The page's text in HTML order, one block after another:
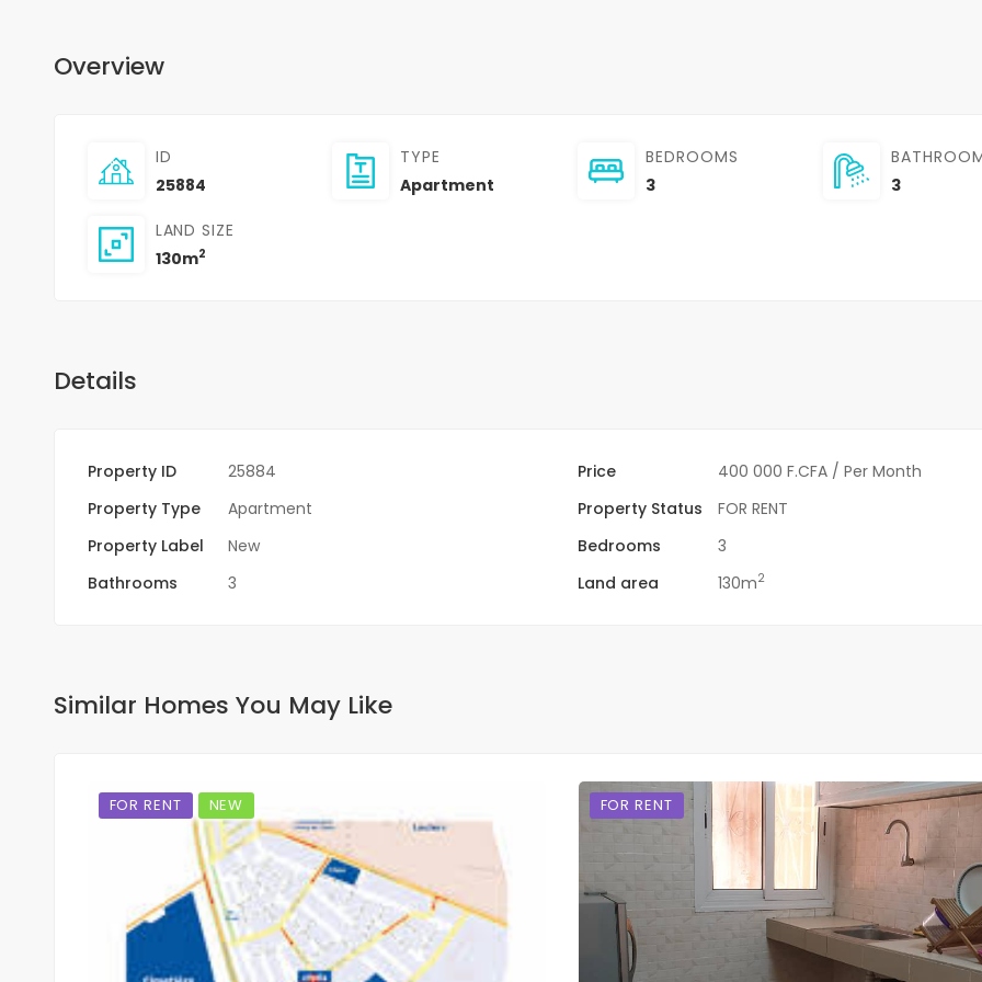
Overview
ID
25884
TYPE
Apartment
BEDROOMS
3
3
LAND SIZE
130m2
Details
Property ID 25884 Price 400 000 F.CFA / Per Month
Property Type
Apartment Property Status
FOR RENT
Property Label
New Bedrooms
3
Bathrooms
3 Land area 130m2
Similar Homes You May Like
FOR RENT NEW FOR RENT